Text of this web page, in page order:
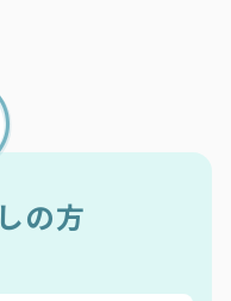
の方